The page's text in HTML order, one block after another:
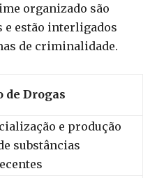
organizado são
e estão interligados
de criminalidade.
de Drogas
e produção
substâncias